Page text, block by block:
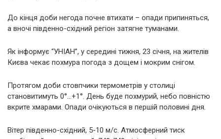
До кінця доби негода почне втихати – опади припиняться,
а вночі південно-східний регіон затягне туманами.
Як інформує “УНІАН”, у середині тижня, 23 січня, на жителів
Києва чекає похмура погода з дощем і мокрим снігом.
Протягом доби стовпчики термометрів у столиці
становитимуть 0°…+1°. День буде похмурий, небо повністю
вкрите хмарами. Опади очікуються в першій половині дня.
Вітер південно-східний, 5-10 м/с. Атмосферний тиск